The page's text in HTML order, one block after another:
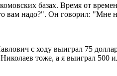
базах. Время от
вам надо?". Он говорил: "Мне
с ходу выиграл 75
тоже, а я выиграл 500